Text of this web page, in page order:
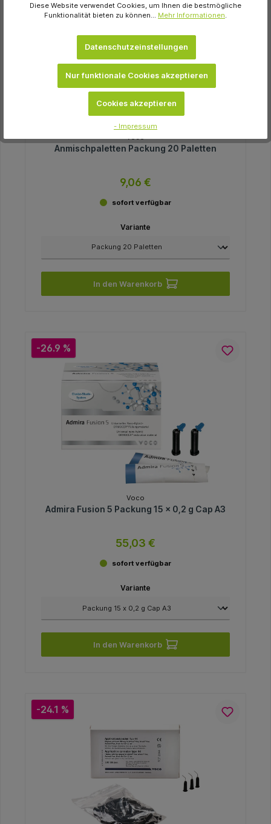
Anmischpaletten Packung 20 Paletten
9,06 €
sofort verfügbar
Variante
In den Warenkorb
-26.9 %
Voco
Admira Fusion 5 Packung 15 x 0,2 g Cap A3
55,03 €
sofort verfügbar
Variante
In den Warenkorb
-24.1 %
Diese Website verwendet Cookies, um Ihnen die bestmögliche
Funktionalität bieten zu können... Mehr Informationen.
Datenschutzeinstellungen
Nur funktionale Cookies akzeptieren
Cookies akzeptieren
- Impressum